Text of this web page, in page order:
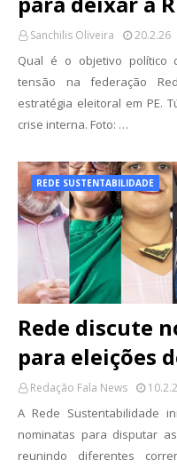
Sanchilis Oliveira 20.2.26
Qual é o objetivo político
tensão na federação
estratégia eleitoral em PE.
crise interna. Foto: …
REDE SUSTENTABILIDADE
Rede discute
para eleições
Redação Fala News
A Rede Sustentabilidade
nominatas para disputar
reunindo diferentes